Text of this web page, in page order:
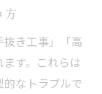
方
き工事」「高
す。これらは
なトラブルで